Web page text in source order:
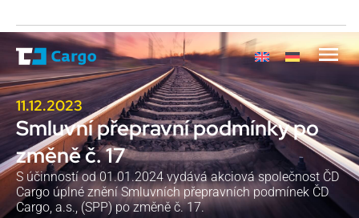
11.12.2023
Smluvní přepravní podmínky po
změně č. 17
S účinností od 01.01.2024 vydává akciová společnost ČD
Cargo úplné znění Smluvních přepravních podmínek ČD
Cargo, a.s., (SPP) po změně č. 17.